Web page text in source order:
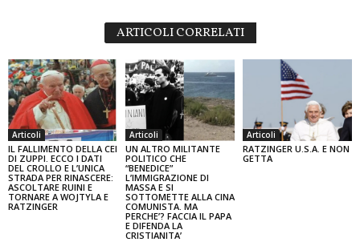
ARTICOLI CORRELATI
Articoli
IL FALLIMENTO DELLA CEI
DI ZUPPI. ECCO I DATI
DEL CROLLO E L’UNICA
STRADA PER RINASCERE:
ASCOLTARE RUINI E
TORNARE A WOJTYLA E
RATZINGER
Articoli
UN ALTRO MILITANTE
POLITICO CHE
“BENEDICE”
L’IMMIGRAZIONE DI
MASSA E SI
SOTTOMETTE ALLA CINA
COMUNISTA. MA
PERCHE’? FACCIA IL PAPA
E DIFENDA LA
CRISTIANITA’
Articoli
RATZINGER U.S.A. E NON
GETTA